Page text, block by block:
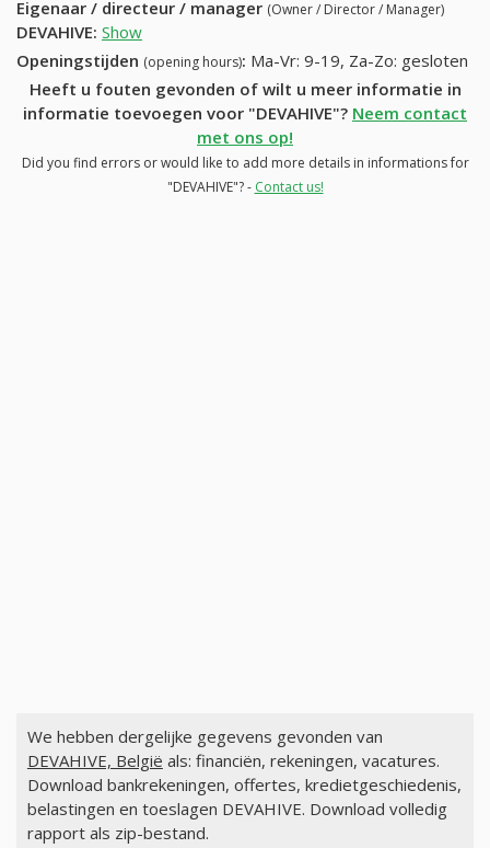
Eigenaar / directeur / manager (Owner / Director / Manager)
DEVAHIVE: Show
Openingstijden (opening hours): Ma-Vr: 9-19, Za-Zo: gesloten
Heeft u fouten gevonden of wilt u meer informatie in
informatie toevoegen voor "DEVAHIVE"? Neem contact
met ons op!
Did you find errors or would like to add more details in informations for
"DEVAHIVE"? - Contact us!
We hebben dergelijke gegevens gevonden van
DEVAHIVE, België als: financiën, rekeningen, vacatures.
Download bankrekeningen, offertes, kredietgeschiedenis,
belastingen en toeslagen DEVAHIVE. Download volledig
rapport als zip-bestand.